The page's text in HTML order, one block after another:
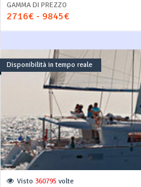
GAMMA DI PREZZO
2716€ - 9845€
Disponibilità in tempo reale
Visto 360795 volte